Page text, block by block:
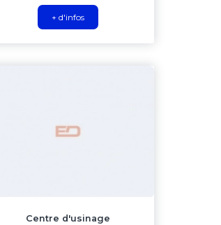
+ d'infos
Centre d'usinage